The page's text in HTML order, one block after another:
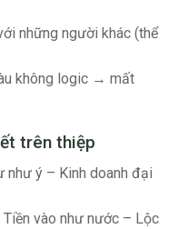
những người khác (thể
không logic → mất
trên thiệp
như ý – Kinh doanh đại
vào như nước – Lộc